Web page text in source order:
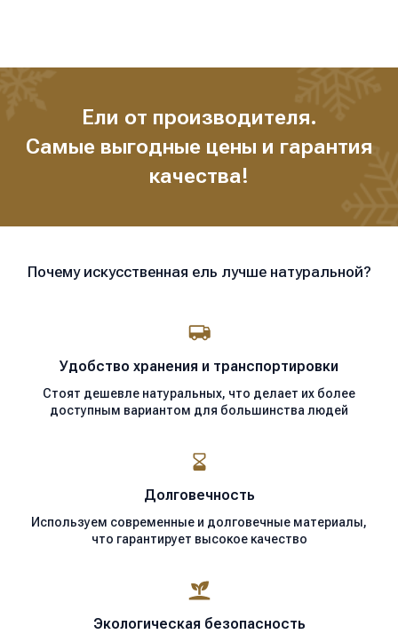
Ели от производителя.
Самые выгодные цены и гарантия
качества!
Почему искусственная ель лучше натуральной?
Удобство хранения и транспортировки
Стоят дешевле натуральных, что делает их более
доступным вариантом для большинства людей
Долговечность
Используем современные и долговечные материалы,
что гарантирует высокое качество
Экологическая безопасность